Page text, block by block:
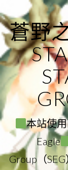
to
content
蒼野
本站使
Eagle
Group（SEG